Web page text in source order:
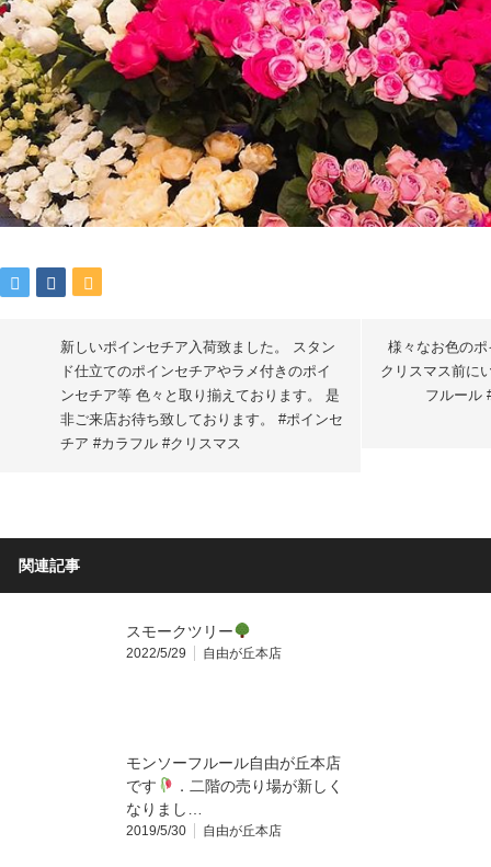
新しいポインセチア入荷致ました。 スタン
ド仕立てのポインセチアやラメ付きのポイ
ンセチア等 色々と取り揃えております。 是
非ご来店お待ち致しております。 #ポインセ
チア #カラフル #クリスマス
様々なお色の
クリスマス前に
フルール
関連記事
スモークツリー
2022/5/29 自由が丘本店
モンソーフルール自由が丘本店
です
．二階の売り場が新しく
なりまし…
2019/5/30 自由が丘本店